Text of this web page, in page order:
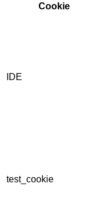
Cookie
IDE
test_cookie